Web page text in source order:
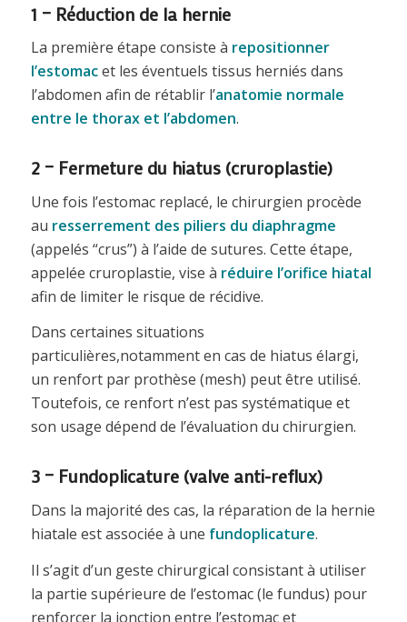
1 – Réduction de la hernie
La première étape consiste à repositionner
l’estomacet les éventuels tissus herniés dans
l’abdomen afin de rétablir l’anatomie normale
entre le thorax et l’abdomen.
2 – Fermeture du hiatus (cruroplastie)
Une fois l’estomac replacé, le chirurgien procède
au resserrement des piliers du diaphragme
(appelés “crus”) à l’aide de sutures. Cette étape,
appelée cruroplastie, vise à réduire l’orifice hiatal
afin de limiter le risque de récidive.
Dans certaines situations
particulières,notamment en cas de hiatus élargi,
un renfort par prothèse (mesh) peut être utilisé.
Toutefois, ce renfort n’est pas systématique et
son usage dépend de l’évaluation du chirurgien.
3 – Fundoplicature (valve anti-reflux)
Dans la majorité des cas, la réparation de la hernie
hiatale est associée à une fundoplicature.
Il s’agit d’un geste chirurgical consistant à utiliser
la partie supérieure de l’estomac (le fundus) pour
renforcer la jonction entre l’estomac et